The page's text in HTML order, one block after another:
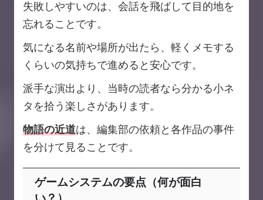
失敗しやすいのは、会話を飛ばして目的地を
忘れることです。
気になる名前や場所が出たら、軽くメモする
くらいの気持ちで進めると安心です。
派手な演出より、当時の読者なら分かる小ネ
タを拾う楽しさがあります。
物語の近道は、編集部の依頼と各作品の事件
を分けて見ることです。
ゲームシステムの要点（何が面白